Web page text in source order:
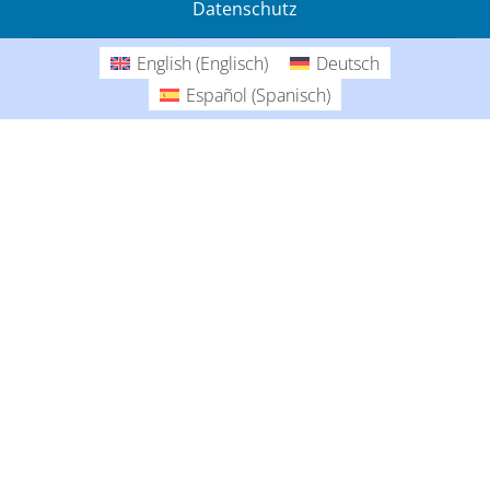
Datenschutz
English (Englisch)
Deutsch
Español (Spanisch)